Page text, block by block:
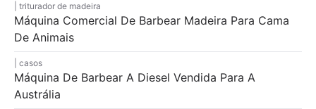
triturador de madeira
Máquina Comercial De Barbear Madeira Para Cama
De Animais
casos
Máquina De Barbear A Diesel Vendida Para A
Austrália